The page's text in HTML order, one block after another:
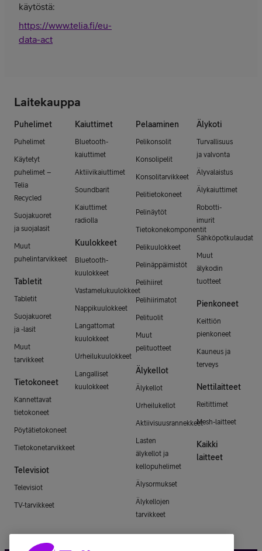
käytöstä:
https://www.telia.fi/eu-
data-act
Laitekauppa
Puhelimet
Puhelimet
Käytetyt
puhelimet –
Telia
Recycled
Suojakuoret
ja suojalasit
Muut
puhelintarvikkeet
Tabletit
Tabletit
Suojakuoret
ja -lasit
Muut
tarvikkeet
Tietokoneet
Kannettavat
tietokoneet
Pöytätietokoneet
Tietokonetarvikkeet
Televisiot
Televisiot
TV-tarvikkeet
Kaiuttimet
Bluetooth-
kaiuttimet
Aktiivikaiuttimet
Soundbarit
Kaiuttimet
radiolla
Kuulokkeet
Bluetooth-
kuulokkeet
Vastamelukuulokkeet
Nappikuulokkeet
Langattomat
kuulokkeet
Urheilukuulokkeet
Langalliset
kuulokkeet
Pelaaminen
Pelikonsolit
Konsolipelit
Konsolitarvikkeet
Pelitietokoneet
Pelinäytöt
Tietokonekomponentit
Pelikuulokkeet
Pelinäppäimistöt
Pelihiiret
Pelihiirimatot
Pelituolit
Muut
pelituotteet
Älykellot
Älykellot
Urheilukellot
Aktiivisuusrannekkeet
Lasten
älykellot ja
kellopuhelimet
Älysormukset
Älykellojen
tarvikkeet
Älykoti
Turvallisuus
ja valvonta
Älyvalaistus
Älykaiuttimet
Robotti-
imurit
Sähköpotkulaudat
Muut
älykodin
tuotteet
Pienkoneet
Keittiön
pienkoneet
Kauneus ja
terveys
Nettilaitteet
Reitittimet
Mesh-laitteet
Kaikki
laitteet